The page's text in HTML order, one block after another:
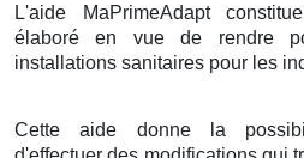
L'aide MaPrimeAdapt
élaboré en vue de rendre
installations sanitaires pour les
Cette aide donne la